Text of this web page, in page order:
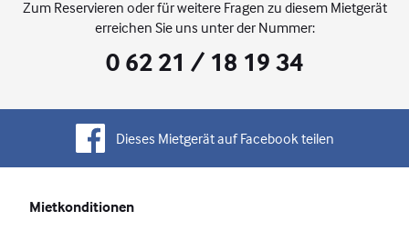
Zum Reservieren oder für weitere Fragen zu diesem Mietgerät
erreichen Sie uns unter der Nummer:
0 62 21 / 18 19 34
Dieses Mietgerät auf Facebook teilen
Mietkonditionen